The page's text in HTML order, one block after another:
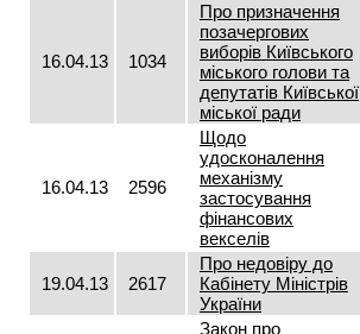
16.04.13 1034
Про призначення
позачергових
виборів Київського
міського голови та
депутатів Київської
міської ради
16.04.13 2596
Щодо
удосконалення
механізму
застосування
фінансових
векселів
19.04.13 2617
Про недовіру до
Кабінету Міністрів
України
Закон про